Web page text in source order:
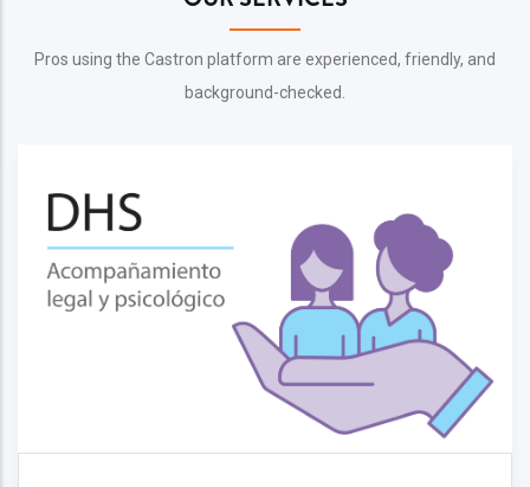
Pros using the Castron platform are experienced, friendly, and
background-checked.